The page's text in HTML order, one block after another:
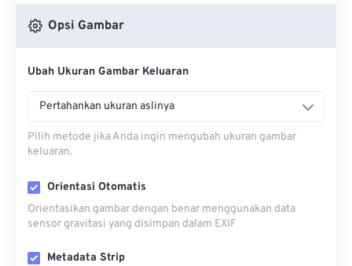
Opsi Gambar
Ubah Ukuran Gambar Keluaran
Pertahankan ukuran aslinya
Pilih metode jika Anda ingin mengubah ukuran gambar
keluaran.
Orientasi Otomatis
Orientasikan gambar dengan benar menggunakan data
sensor gravitasi yang disimpan dalam EXIF
Metadata Strip